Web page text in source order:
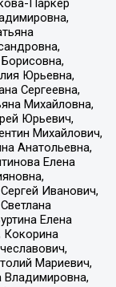
Паркер
Юрьевна,
Сергеевна,
Михайловна,
Юрьевич,
Михайлович,
Анатольевна,
Елена
Иванович,
Елена
Кокорина
Мариевич,